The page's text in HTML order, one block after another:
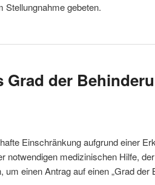
Stellungnahme gebeten.
Grad der
Einschränkung aufgrund einer
notwendigen medizinischen Hilfe,
um einen Antrag auf einen „Grad der